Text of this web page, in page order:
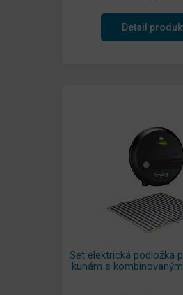
Detail
Set elektrická podložka
kunám s